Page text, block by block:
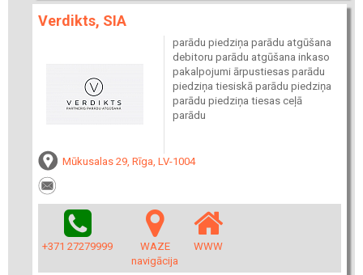
Verdikts, SIA
parādu piedziņa parādu atgūšana
debitoru parādu atgūšana inkaso
pakalpojumi ārpustiesas parādu
piedziņa tiesiskā parādu piedziņa
parādu piedziņa tiesas ceļā
parādu
Mūkusalas 29, Rīga, LV-1004
+371 27279999
WAZE
navigācija
WWW